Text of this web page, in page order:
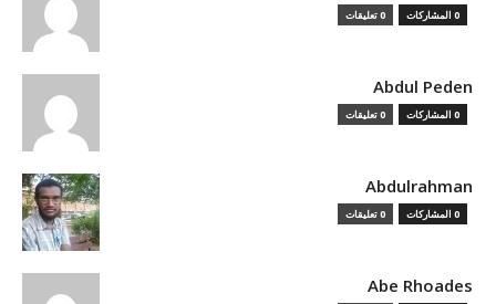
0 المشاركات 0 تعليقات
Abdul Peden
0 المشاركات 0 تعليقات
Abdulrahman
0 المشاركات 0 تعليقات
Abe Rhoades